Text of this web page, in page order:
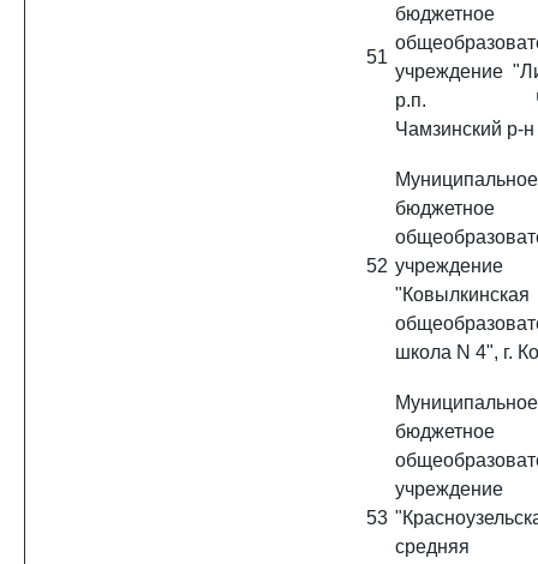
51
бюджетное
учреждение
р.п.
Чамзинский р-н
52
Муниципальное
бюджетное
учреждение
школа N 4", г.
53
Муниципальное
бюджетное
учреждение
средняя